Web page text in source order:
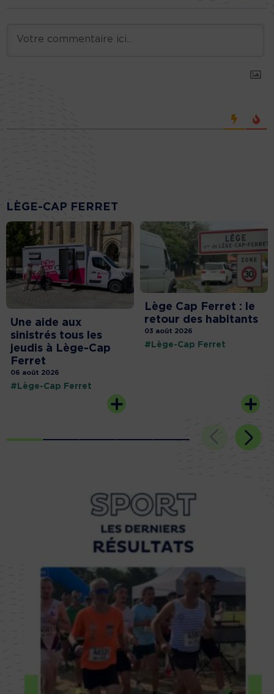
LÈGE-CAP FERRET
Une aide aux
sinistrés tous les
jeudis à Lège-Cap
Ferret
06 août 2026
#Lège-Cap Ferret
Lège Cap Ferret : le
retour des habitants
03 août 2026
#Lège-Cap Ferret